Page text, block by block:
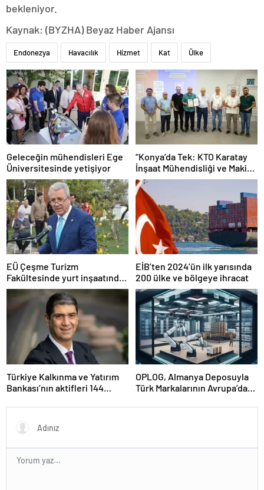
bekleniyor.
Kaynak: (BYZHA) Beyaz Haber Ajansı
Endonezya Havacılık Hizmet Kat Ülke
Geleceğin mühendisleri Ege
Üniversitesinde yetişiyor
“Konya’da Tek: KTO Karatay
İnşaat Mühendisliği ve Makine
Mühendisliği Bölümleri
Avrupa’da Tanınacak”
EÜ Çeşme Turizm
Fakültesinde yurt inşaatında
sona gelindi
EİB’ten 2024’ün ilk yarısında
200 ülke ve bölgeye ihracat
Türkiye Kalkınma ve Yatırım
Bankası’nın aktifleri 144
OPLOG, Almanya Deposuyla
Türk Markalarının Avrupa’da